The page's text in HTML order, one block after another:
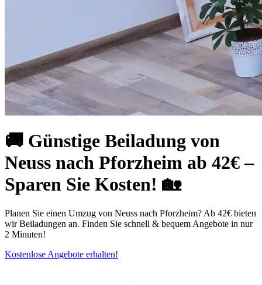
🚚 Günstige Beiladung von
Neuss nach Pforzheim ab 42€ –
Sparen Sie Kosten! 🏡
Planen Sie einen Umzug von Neuss nach Pforzheim? Ab 42€ bieten
wir Beiladungen an. Finden Sie schnell & bequem Angebote in nur
2 Minuten!
Kostenlose Angebote erhalten!